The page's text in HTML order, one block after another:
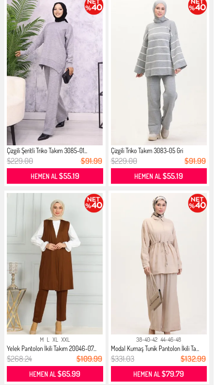
Çizgili Şeritli Triko Takım 3085-01...
$229.00 $91.99
HEMEN AL$55.19
Çizgili Triko Takım 3083-05 Gri
$229.00 $91.99
HEMEN AL$55.19
M L XL XXL
Yelek Pantolon İkili Takım 20046-07...
$268.24 $109.99
HEMEN AL$65.99
38-40-42 44-46-48
Modal Kumaş Tunik Pantolon İkili Ta...
$331.03 $132.99
HEMEN AL$79.79